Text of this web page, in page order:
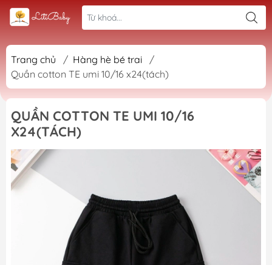
Trang chủ / Hàng hè bé trai
/
Quần cotton TE umi 10/16 x24(tách)
QUẦN COTTON TE UMI 10/16
X24(TÁCH)